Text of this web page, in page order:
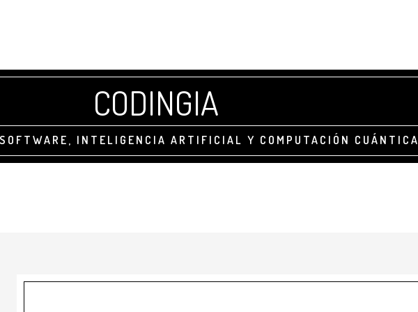
CODINGIA
INTELIGENCIA ARTIFICIAL Y COMPUTACIÓN CUÁNTICA